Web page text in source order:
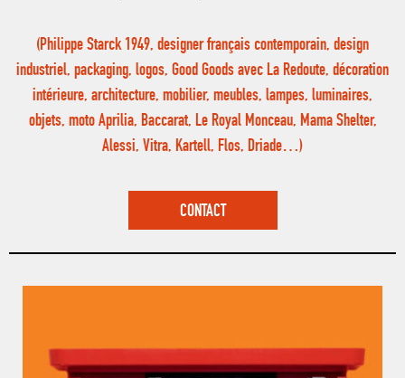
(Philippe Starck 1949, designer français contemporain, design
industriel, packaging, logos, Good Goods avec La Redoute, décoration
intérieure, architecture, mobilier, meubles, lampes, luminaires,
objets, moto Aprilia, Baccarat, Le Royal Monceau, Mama Shelter,
Alessi, Vitra, Kartell, Flos, Driade…)
CONTACT